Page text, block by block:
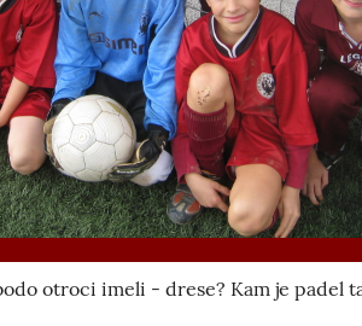
otroci imeli - drese? Kam je padel